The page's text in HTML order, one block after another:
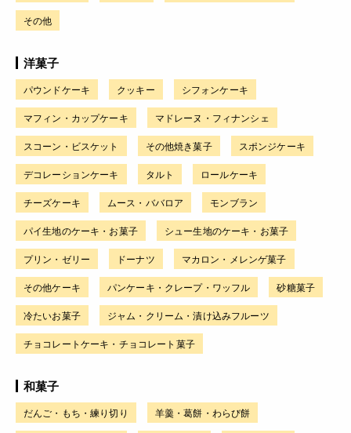
その他
洋菓子
パウンドケーキ クッキー シフォンケーキ
マフィン・カップケーキ マドレーヌ・フィナンシェ
スコーン・ビスケット その他焼き菓子 スポンジケーキ
デコレーションケーキ タルト ロールケーキ
チーズケーキ ムース・ババロア モンブラン
パイ生地のケーキ・お菓子 シュー生地のケーキ・お菓子
プリン・ゼリー ドーナツ マカロン・メレンゲ菓子
その他ケーキ パンケーキ・クレープ・ワッフル 砂糖菓子
冷たいお菓子 ジャム・クリーム・漬け込みフルーツ
チョコレートケーキ・チョコレート菓子
和菓子
だんご・もち・練り切り 羊羹・葛餅・わらび餅